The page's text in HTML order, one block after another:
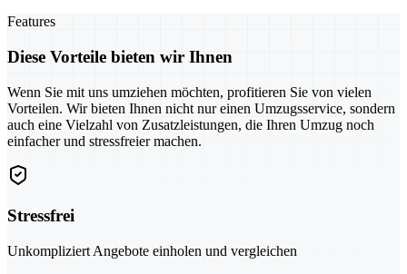
Features
Diese Vorteile bieten wir Ihnen
Wenn Sie mit uns umziehen möchten, profitieren Sie von vielen
Vorteilen. Wir bieten Ihnen nicht nur einen Umzugsservice, sondern
auch eine Vielzahl von Zusatzleistungen, die Ihren Umzug noch
einfacher und stressfreier machen.
Stressfrei
Unkompliziert Angebote einholen und vergleichen